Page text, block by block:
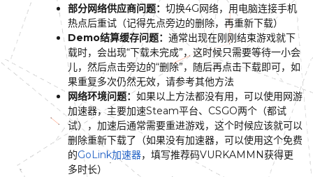
部分网络供应商问题： 切换4G网络，用电脑连接手机
热点后重试（记得先点旁边的删除，再重新下载）
Demo结算缓存问题： 通常出现在刚刚结束游戏就下
载时，会出现“下载未完成”，这时候只需要等待一小会
儿，然后点击旁边的“删除”，随后再点击下载即可，如
果重复多次仍然无效，请参考其他方法
网络环境问题：如果以上方法都没有用，可以使用网游
加速器，主要加速Steam平台、CSGO两个（都试
试），加速后通常需要重进游戏，这个时候应该就可以
删除重新下载了（如果没有加速器，可以使用这个免费
的GoLink加速器，填写推荐码VURKAMMN获得更
多时长）